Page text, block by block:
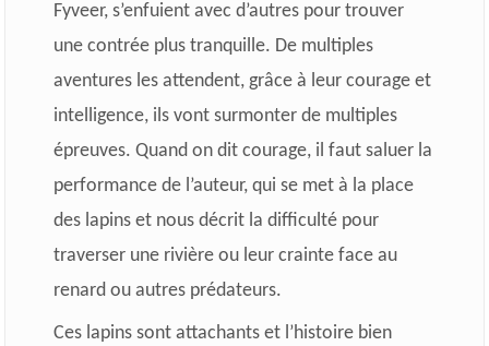
Fyveer, s’enfuient avec d’autres pour trouver
une contrée plus tranquille. De multiples
aventures les attendent, grâce à leur courage et
intelligence, ils vont surmonter de multiples
épreuves. Quand on dit courage, il faut saluer la
performance de l’auteur, qui se met à la place
des lapins et nous décrit la difficulté pour
traverser une rivière ou leur crainte face au
renard ou autres prédateurs.
Ces lapins sont attachants et l’histoire bien